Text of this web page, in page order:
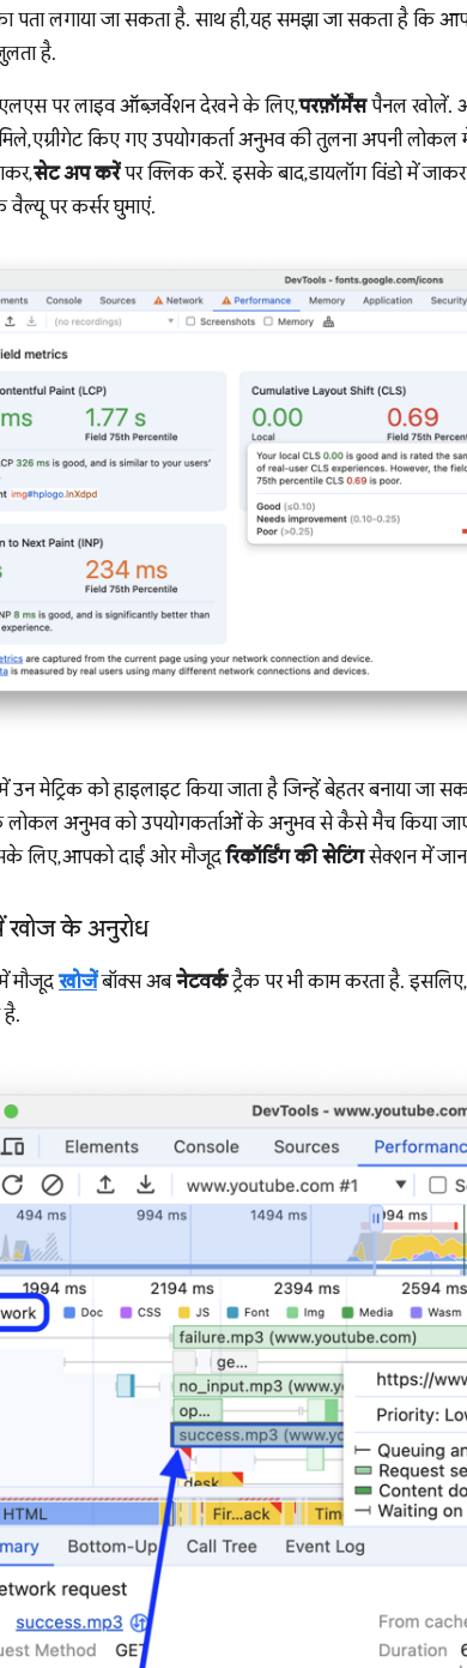
पता लगाया जा सकता है. साथ ही, यह समझा जा सकता है
है.
पर लाइव ऑब्ज़र्वेशन देखने के लिए,परफ़ॉर्मेंसपैनल खोलें.
एग्रीगेट किए गए उपयोगकर्ता अनुभव की तुलना अपनी
सेट अप करेंपर क्लिक करें. इसके बाद, डायलॉग विंडो में
वैल्यू पर कर्सर घुमाएं.
मेट्रिक को हाइलाइट किया जाता है जिन्हें बेहतर बनाया जा
लोकल अनुभव को उपयोगकर्ताओं के अनुभव से कैसे मैच किया
लिए, आपको दाईं ओर मौजूदरिकॉर्डिंग की सेटिंगसेक्शन में
खोज के अनुरोध
मौजूदखोजेंबॉक्स अबनेटवर्कट्रैक पर भी काम करता है. इसलिए,